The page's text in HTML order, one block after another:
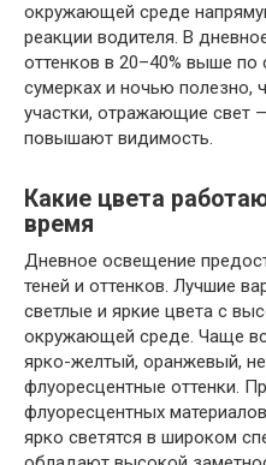
окружающей среде
реакции водителя. В
оттенков в 20–40% выше
сумерках и ночью полезно,
участки, отражающие свет
повышают видимость.
Какие цвета
время
Дневное освещение
теней и оттенков. Лучшие
светлые и яркие цвета с
окружающей среде. Чаще
ярко-желтый, оранжевый,
флуоресцентные оттенки.
флуоресцентных
ярко светятся в широком